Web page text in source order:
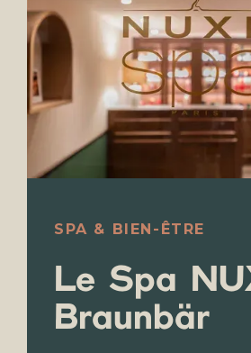
SPA & BIEN-ÊTRE
Le Spa
Braunbär